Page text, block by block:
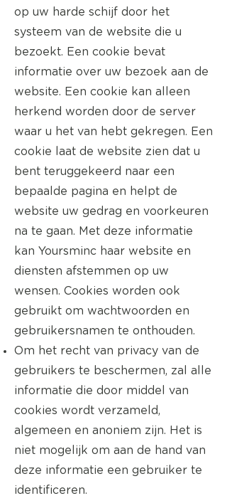
op uw harde schijf door het
systeem van de website die u
bezoekt. Een cookie bevat
informatie over uw bezoek aan de
website. Een cookie kan alleen
herkend worden door de server
waar u het van hebt gekregen. Een
cookie laat de website zien dat u
bent teruggekeerd naar een
bepaalde pagina en helpt de
website uw gedrag en voorkeuren
na te gaan. Met deze informatie
kan Yoursminc haar website en
diensten afstemmen op uw
wensen. Cookies worden ook
gebruikt om wachtwoorden en
gebruikersnamen te onthouden.
Om het recht van privacy van de
gebruikers te beschermen, zal alle
informatie die door middel van
cookies wordt verzameld,
algemeen en anoniem zijn. Het is
niet mogelijk om aan de hand van
deze informatie een gebruiker te
identificeren.